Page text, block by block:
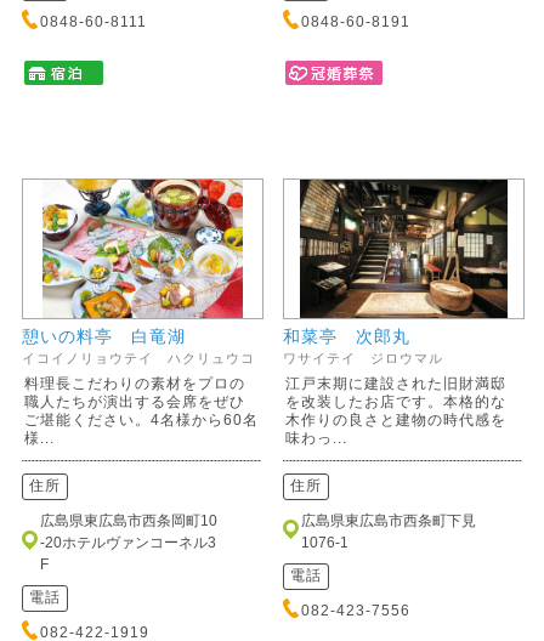
0848-60-8111 0848-60-8191
憩いの料亭 白竜湖
イコイノリョウテイ ハクリュウコ
料理長こだわりの素材をプロの
職人たちが演出する会席をぜひ
ご堪能ください。4名様から60名
様...
住所
広島県東広島市西条岡町10
-20ホテルヴァンコーネル3
F
電話
082-422-1919
和菜亭 次郎丸
ワサイテイ ジロウマル
江戸末期に建設された旧財満邸
を改装したお店です。本格的な
木作りの良さと建物の時代感を
味わっ...
住所
広島県東広島市西条町下見
1076-1
電話
082-423-7556